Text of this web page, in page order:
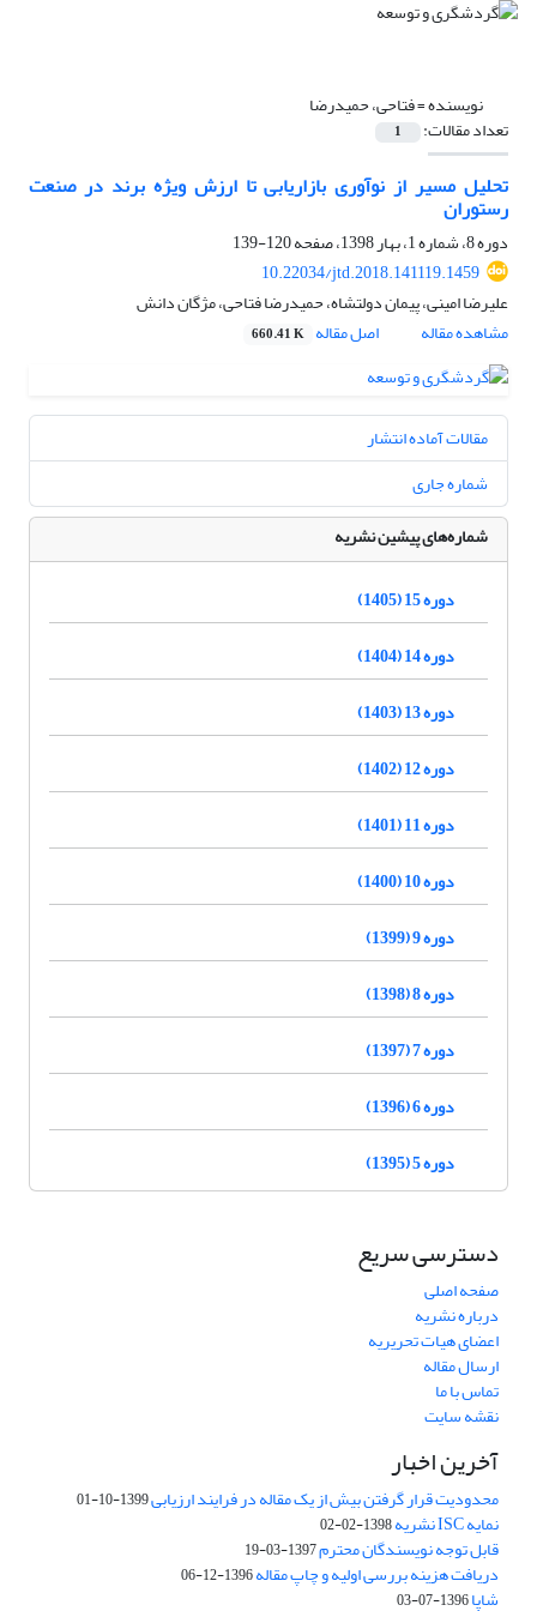
نویسنده =فتاحی، حمیدرضا
تعداد مقالات: 1
تحلیل مسیر از نوآوری بازاریابی تا ارزش ویژه برند در صنعت
رستوران
دوره 8، شماره 1، بهار 1398، صفحه
120-139
10.22034/jtd.2018.141119.1459
علیرضا امینی، پیمان دولتشاه، حمیدرضا فتاحی، مژگان دانش
مشاهده مقاله
اصل مقاله 660.41 K
مقالات آماده انتشار
شماره جاری
شماره‌های پیشین نشریه
دوره 15 (1405)
دوره 14 (1404)
دوره 13 (1403)
دوره 12 (1402)
دوره 11 (1401)
دوره 10 (1400)
دوره 9 (1399)
دوره 8 (1398)
دوره 7 (1397)
دوره 6 (1396)
دوره 5 (1395)
دسترسی سریع
صفحه اصلی
درباره نشریه
اعضای هیات تحریریه
ارسال مقاله
تماس با ما
نقشه سایت
آخرین اخبار
محدودیت قرار گرفتن بیش از یک مقاله در فرایند ارزیابی1399-10-01
نمایه ISC نشریه 1398-02-02
قابل توجه نویسندگان محترم1397-03-19
دریافت هزینه بررسی اولیه و چاپ مقاله1396-12-06
شاپا1396-07-03